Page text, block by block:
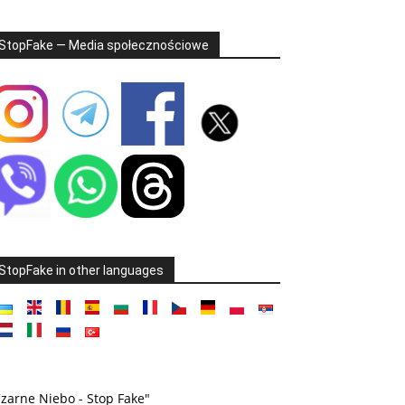
— Media społecznościowe
in other languages
Niebo - Stop Fake"